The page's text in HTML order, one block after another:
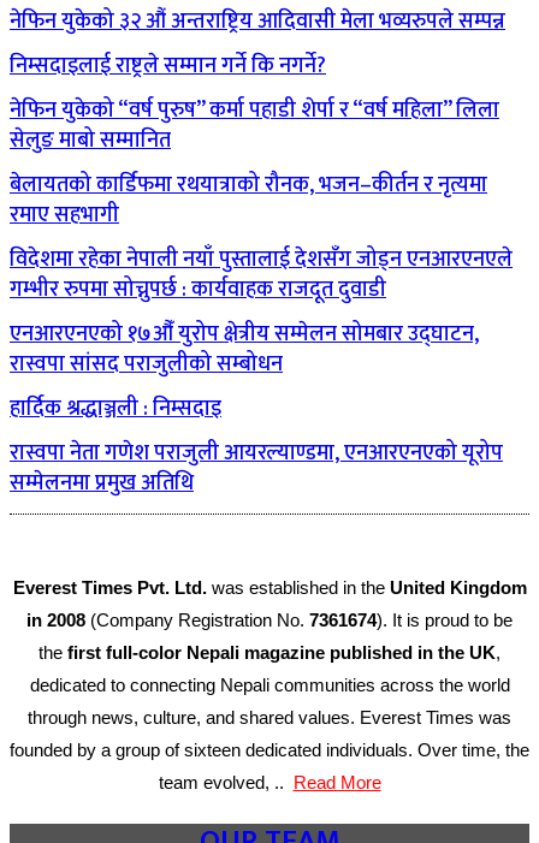
नेफिन युकेको ३२ औं अन्तराष्ट्रिय आदिवासी मेला भव्यरुपले सम्पन्न
निम्सदाइलाई राष्ट्रले सम्मान गर्ने कि नगर्ने?
नेफिन युकेको “वर्ष पुरुष” कर्मा पहाडी शेर्पा र “वर्ष महिला” लिला
सेलुङ माबो सम्मानित
बेलायतको कार्डिफमा रथयात्राको रौनक, भजन–कीर्तन र नृत्यमा
रमाए सहभागी
विदेशमा रहेका नेपाली नयाँ पुस्तालाई देशसँग जोड्न एनआरएनएले
गम्भीर रुपमा सोच्नुपर्छ : कार्यवाहक राजदूत दुवाडी
एनआरएनएको १७औँ युरोप क्षेत्रीय सम्मेलन सोमबार उद्घाटन,
रास्वपा सांसद पराजुलीको सम्बोधन
हार्दिक श्रद्धाञ्जली : निम्सदाइ
रास्वपा नेता गणेश पराजुली आयरल्याण्डमा, एनआरएनएको यूरोप
सम्मेलनमा प्रमुख अतिथि
Everest Times Pvt. Ltd. was established in the United Kingdom
in 2008 (Company Registration No. 7361674). It is proud to be
the first full-color Nepali magazine published in the UK,
dedicated to connecting Nepali communities across the world
through news, culture, and shared values. Everest Times was
founded by a group of sixteen dedicated individuals. Over time, the
team evolved, .. Read More